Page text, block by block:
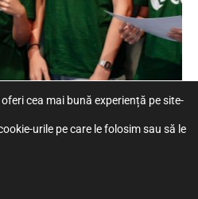
cea mai bună experiență pe site-
urile pe care le folosim sau să le